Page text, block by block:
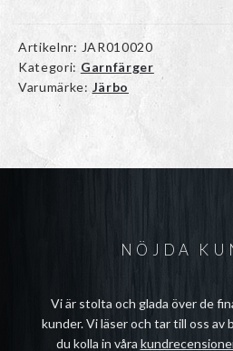
Artikelnr: JAR010020
Kategori: Garnfärger
Varumärke: Järbo
NÖJDA
Vi är stolta och glada över de
kunder. Vi läser och tar till oss av
du kolla in våra